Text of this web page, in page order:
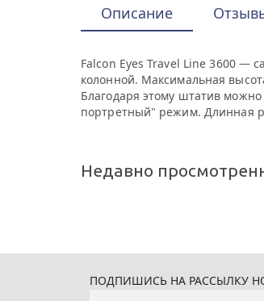
Описание
Falcon Eyes Travel Line 3600 —
колонной. Максимальная
Благодаря этому штатив
портретный" режим. Длинная
Недавно
ПОДПИШИСЬ НА РАССЫЛКУ